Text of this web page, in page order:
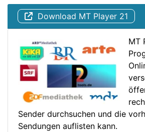
Download MT Player 21
MT
Sender durchsuchen und die
Sendungen auflisten kann.